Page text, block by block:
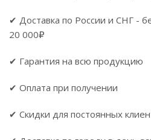
✔ Доставка по России и СНГ -
20 000₽
✔ Гарантия на всю продукцию
✔ Оплата при получении
✔ Скидки для постоянных